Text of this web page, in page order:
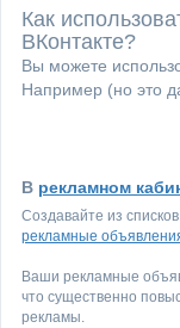
Как
ВКонтакте?
Вы можете
Например (но это
В рекламном
Создавайте из
рекламные
Ваши рекламные
что существенно
рекламы.